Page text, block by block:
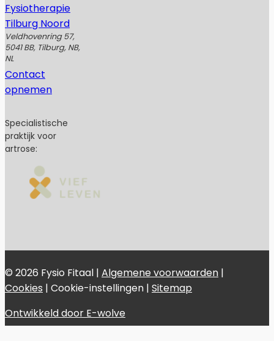
Fysiotherapie
Tilburg Noord
Veldhovenring 57,
5041 BB, Tilburg, NB,
NL
Contact
opnemen
Specialistische
praktijk voor
artrose:
© 2026 Fysio Fitaal | Algemene voorwaarden |
Cookies | Cookie-instellingen | Sitemap
Ontwikkeld door E-wolve